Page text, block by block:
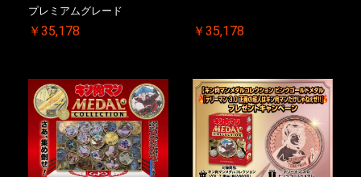
プレミアムグレード
￥35,178 ￥35,178